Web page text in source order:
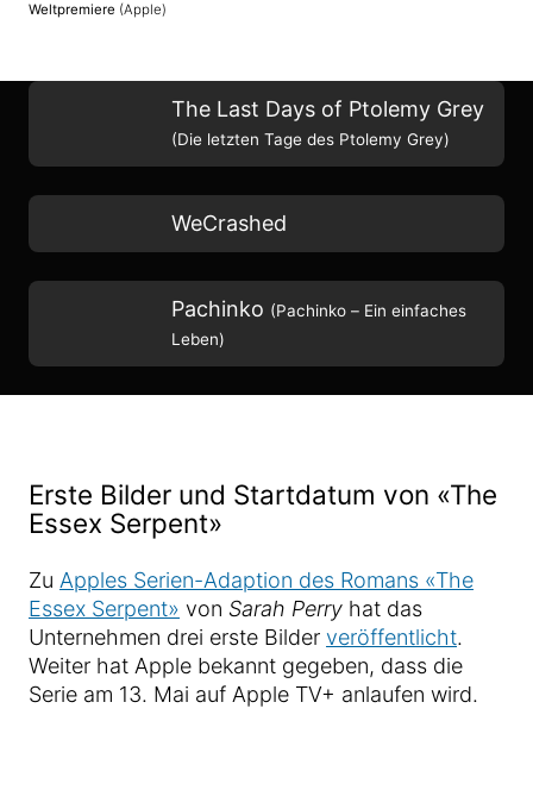
Weltpremiere (Apple)
The Last Days of Ptolemy Grey
(Die letzten Tage des Ptolemy Grey)
WeCrashed
Pachinko (Pachinko – Ein einfaches
Leben)
Erste Bilder und Startdatum von «The
Essex Serpent»
Zu Apples Serien-Adaption des Romans «The
Essex Serpent» von Sarah Perry hat das
Unternehmen drei erste Bilder veröffentlicht.
Weiter hat Apple bekannt gegeben, dass die
Serie am 13. Mai auf Apple TV+ anlaufen wird.